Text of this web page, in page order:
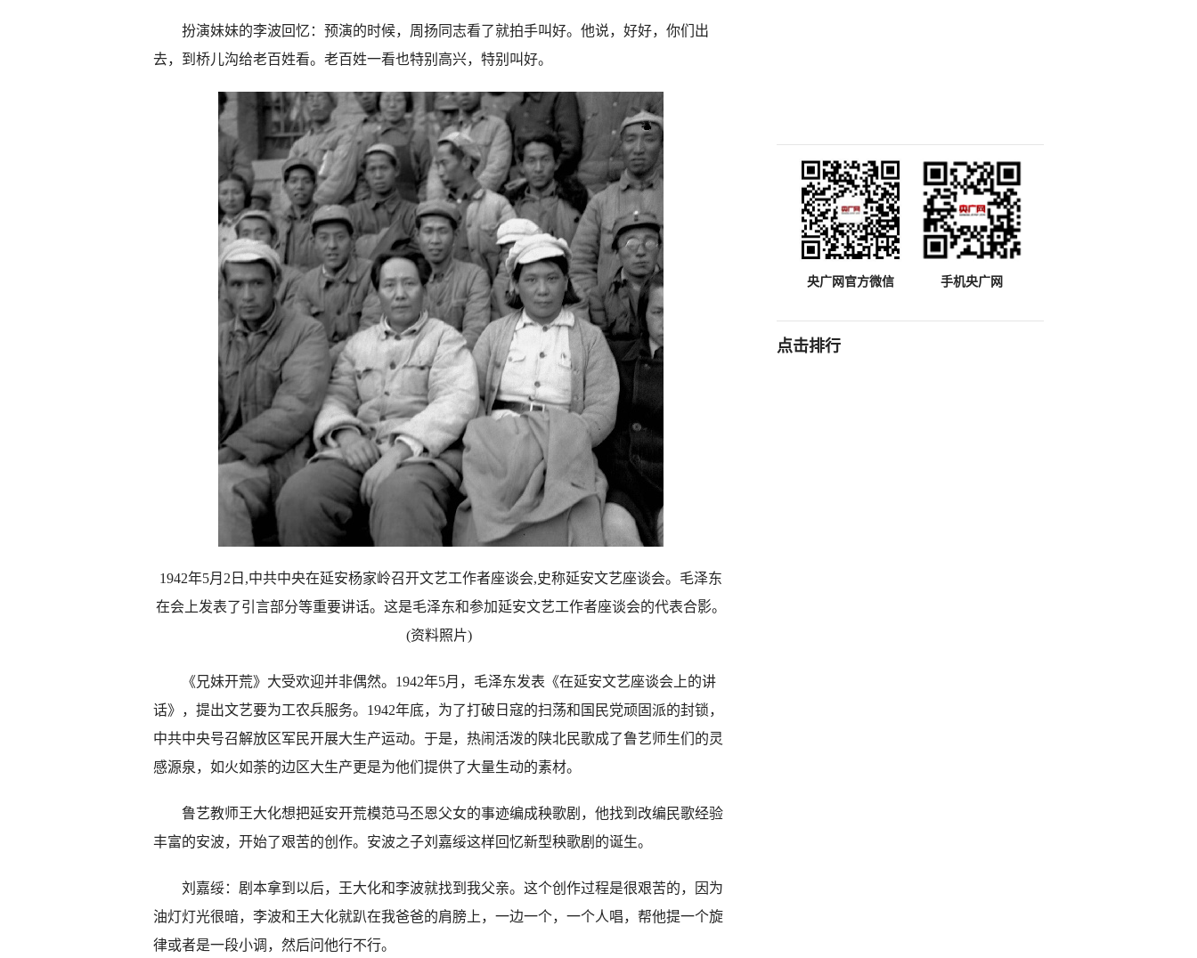
扮演妹妹的李波回忆：预演的时候，周扬同志看了就拍手叫好。他说，好好，你们出
去，到桥儿沟给老百姓看。老百姓一看也特别高兴，特别叫好。
1942年5月2日,中共中央在延安杨家岭召开文艺工作者座谈会,史称延安文艺座谈会。毛泽东
在会上发表了引言部分等重要讲话。这是毛泽东和参加延安文艺工作者座谈会的代表合影。
(资料照片)
《兄妹开荒》大受欢迎并非偶然。1942年5月，毛泽东发表《在延安文艺座谈会上的讲
话》，提出文艺要为工农兵服务。1942年底，为了打破日寇的扫荡和国民党顽固派的封锁，
中共中央号召解放区军民开展大生产运动。于是，热闹活泼的陕北民歌成了鲁艺师生们的灵
感源泉，如火如荼的边区大生产更是为他们提供了大量生动的素材。
鲁艺教师王大化想把延安开荒模范马丕恩父女的事迹编成秧歌剧，他找到改编民歌经验
丰富的安波，开始了艰苦的创作。安波之子刘嘉绥这样回忆新型秧歌剧的诞生。
刘嘉绥：剧本拿到以后，王大化和李波就找到我父亲。这个创作过程是很艰苦的，因为
油灯灯光很暗，李波和王大化就趴在我爸爸的肩膀上，一边一个，一个人唱，帮他提一个旋
律或者是一段小调，然后问他行不行。
央广网官方微信 手机央广网
点击排行